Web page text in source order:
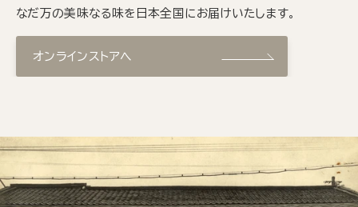
なだ万の美味なる味を日本全国にお届けいたします。
オンラインストアへ